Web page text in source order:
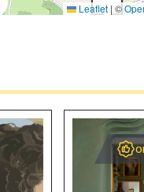
Leaflet | ©